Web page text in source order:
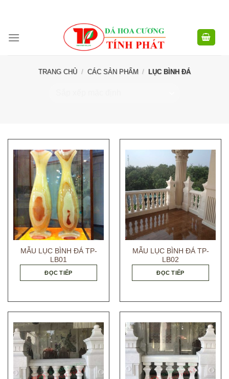
TRANG CHỦ / CÁC SẢN PHẨM / LỤC BÌNH ĐÁ
MẪU LỤC BÌNH ĐÁ TP-
LB01
ĐỌC TIẾP
MẪU LỤC BÌNH ĐÁ TP-
LB02
ĐỌC TIẾP